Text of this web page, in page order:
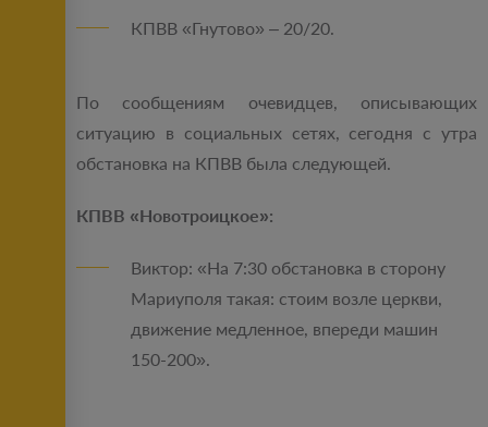
КПВВ «Гнутово» – 20/20.
По сообщениям очевидцев, описывающих
ситуацию в социальных сетях, сегодня с утра
обстановка на КПВВ была следующей.
КПВВ «Новотроицкое»:
Виктор: «На 7:30 обстановка в сторону
Мариуполя такая: стоим возле церкви,
движение медленное, впереди машин
150-200».